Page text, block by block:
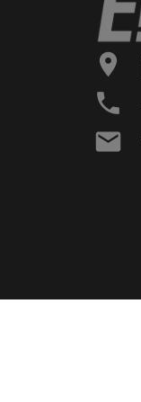
location_on
phone
email